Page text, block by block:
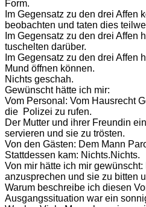
Form.
Im Gegensatz zu den drei Affen
beobachten und taten dies
Im Gegensatz zu den drei Affen
tuschelten darüber.
Im Gegensatz zu den drei Affen
Mund öffnen können.
Nichts geschah.
Gewünscht hätte ich mir:
Vom Personal: Vom Hausrecht
die Polizei zu rufen.
Der Mutter und ihrer Freundin
servieren und sie zu trösten.
Von den Gästen: Dem Mann
Stattdessen kam: Nichts.Nichts.
Von mir hätte ich mir
anzusprechen und sie zu bitten
Warum beschreibe ich diesen
Ausgangssituation war ein